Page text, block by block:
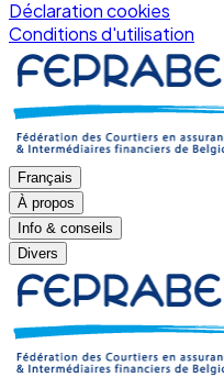
Déclaration cookies
Conditions d'utilisation
Français
À propos
Info & conseils
Divers